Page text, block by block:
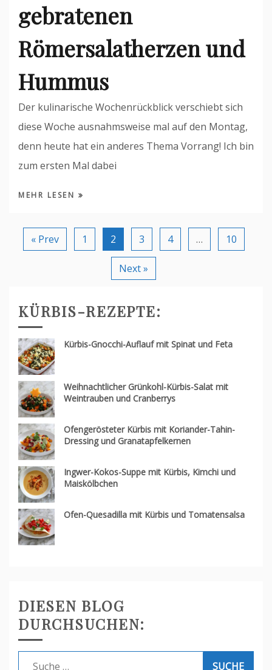
gebratenen
Römersalatherzen und
Hummus
Der kulinarische Wochenrückblick verschiebt sich
diese Woche ausnahmsweise mal auf den Montag,
denn heute hat ein anderes Thema Vorrang! Ich bin
zum ersten Mal dabei
MEHR LESEN
« Prev 1 2 3 4 … 10
Next »
KÜRBIS-REZEPTE:
Kürbis-Gnocchi-Auflauf mit Spinat und Feta
Weihnachtlicher Grünkohl-Kürbis-Salat mit
Weintrauben und Cranberrys
Ofengerösteter Kürbis mit Koriander-Tahin-
Dressing und Granatapfelkernen
Ingwer-Kokos-Suppe mit Kürbis, Kimchi und
Maiskölbchen
Ofen-Quesadilla mit Kürbis und Tomatensalsa
DIESEN BLOG
DURCHSUCHEN:
Suche